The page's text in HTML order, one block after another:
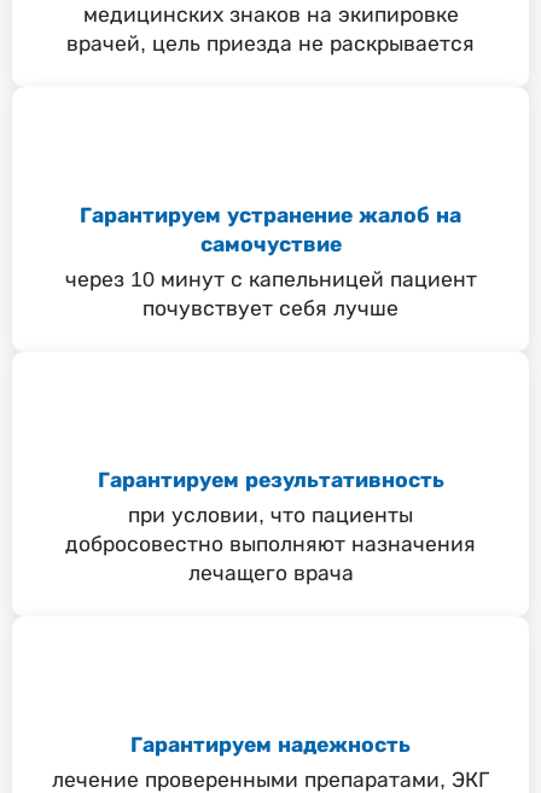
медицинских знаков на экипировке
врачей, цель приезда не раскрывается
Гарантируем устранение жалоб на
самочуствие
через 10 минут с капельницей пациент
почувствует себя лучше
Гарантируем результативность
при условии, что пациенты
добросовестно выполняют назначения
лечащего врача
Гарантируем надежность
лечение проверенными препаратами, ЭКГ